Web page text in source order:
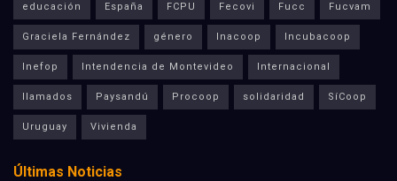
educación España FCPU Fecovi Fucc Fucvam
Graciela Fernández género Inacoop Incubacoop
Inefop Intendencia de Montevideo Internacional
llamados Paysandú Procoop solidaridad SíCoop
Uruguay Vivienda
Últimas Noticias